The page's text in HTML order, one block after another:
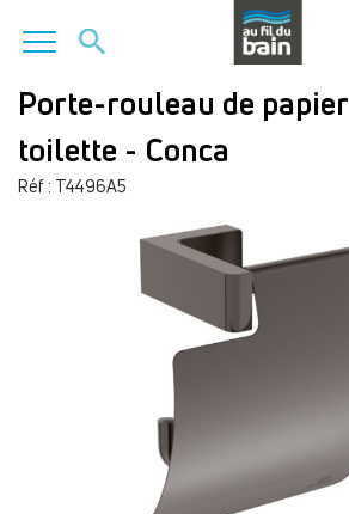
Aller
contenu
principal
Porte-rouleau de papier
toilette - Conca
Réf : T4496A5